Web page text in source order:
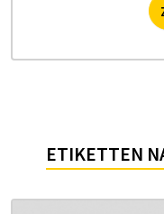
ETIKETTEN